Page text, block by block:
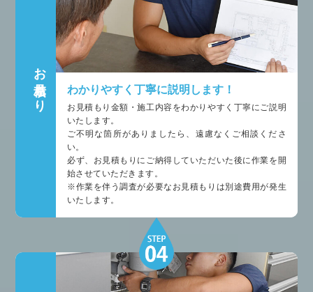
お見積もり わかりやすく丁寧に説明します！
お見積もり金額・施工内容をわかりやすく丁寧にご説明
いたします。
ご不明な箇所がありましたら、遠慮なくご相談くださ
い。
必ず、お見積もりにご納得していただいた後に作業を開
始させていただきます。
※作業を伴う調査が必要なお見積もりは別途費用が発生
いたします。